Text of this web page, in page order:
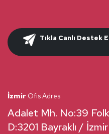
Tıkla Canlı Destek
İzmir Ofis Adres
Adalet Mh. No:39
D:3201 Bayraklı / İzmir